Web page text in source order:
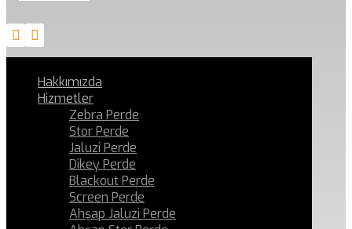
Hakkımızda
Hizmetler
Zebra Perde
Stor Perde
Jaluzi Perde
Dikey Perde
Blackout Perde
Screen Perde
Ahşap Jaluzi Perde